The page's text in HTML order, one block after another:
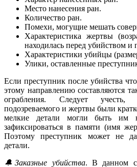
Место нанесения ран.
Количество ран.
Помехи, могущие мешать
Характеристика жертвы
находилась перед убийством и
Характеристики убийцы
Улики, оставленные
Если преступник после убийства
этому направлению составляются
ограбления. Следует
подозреваемого и жертвы были
мелкие детали могли быть им
зафиксироваться в памяти (имя
Поэтому преступник может не
детали.
🔔Заказные убийства. В данном